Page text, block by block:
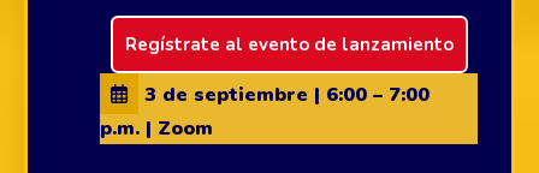
Regístrate al evento de lanzamiento
3 de septiembre | 6:00 – 7:00
p.m. | Zoom